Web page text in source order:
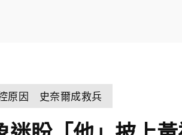
原因 史奈爾成救兵